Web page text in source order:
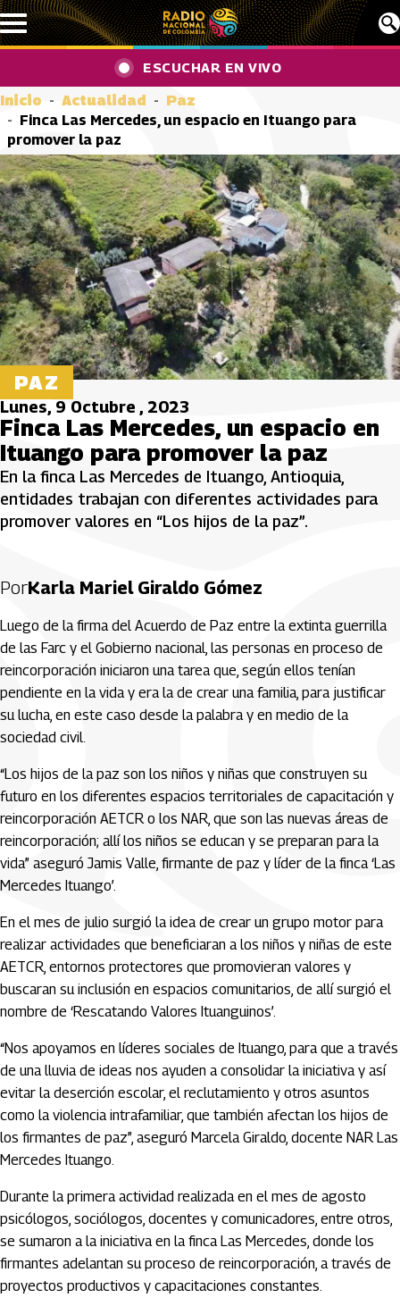
Pasar al contenido principal
ESCUCHAR EN VIVO
Inicio Actualidad
Paz
Finca Las Mercedes, un espacio en Ituango para
promover la paz
PAZ
Lunes, 9 Octubre , 2023
Finca Las Mercedes, un espacio en
Ituango para promover la paz
En la finca Las Mercedes de Ituango, Antioquia,
entidades trabajan con diferentes actividades para
promover valores en “Los hijos de la paz”.
PorKarla Mariel Giraldo Gómez
Luego de la firma del Acuerdo de Paz entre la extinta guerrilla
de las Farc y el Gobierno nacional, las personas en proceso de
reincorporación iniciaron una tarea que, según ellos tenían
pendiente en la vida y era la de crear una familia, para justificar
su lucha, en este caso desde la palabra y en medio de la
sociedad civil.
“Los hijos de la paz son los niños y niñas que construyen su
futuro en los diferentes espacios territoriales de capacitación y
reincorporación AETCR o los NAR, que son las nuevas áreas de
reincorporación; allí los niños se educan y se preparan para la
vida” aseguró Jamis Valle, firmante de paz y líder de la finca ‘Las
Mercedes Ituango’.
En el mes de julio surgió la idea de crear un grupo motor para
realizar actividades que beneficiaran a los niños y niñas de este
AETCR, entornos protectores que promovieran valores y
buscaran su inclusión en espacios comunitarios, de allí surgió el
nombre de ‘Rescatando Valores Ituanguinos’.
“Nos apoyamos en líderes sociales de Ituango, para que a través
de una lluvia de ideas nos ayuden a consolidar la iniciativa y así
evitar la deserción escolar, el reclutamiento y otros asuntos
como la violencia intrafamiliar, que también afectan los hijos de
los firmantes de paz”, aseguró Marcela Giraldo, docente NAR Las
Mercedes Ituango.
Durante la primera actividad realizada en el mes de agosto
psicólogos, sociólogos, docentes y comunicadores, entre otros,
se sumaron a la iniciativa en la finca Las Mercedes, donde los
firmantes adelantan su proceso de reincorporación, a través de
proyectos productivos y capacitaciones constantes.